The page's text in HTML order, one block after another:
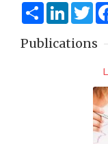
Share
Publications